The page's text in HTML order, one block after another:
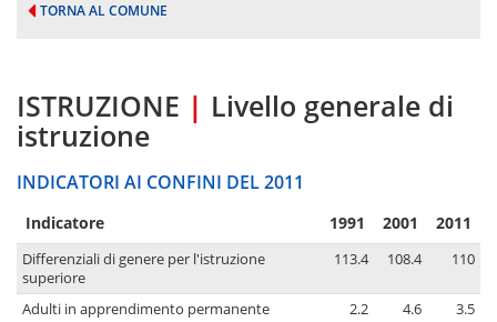
TORNA AL COMUNE
ISTRUZIONE | Livello generale di
istruzione
INDICATORI AI CONFINI DEL 2011
Indicatore 1991 2001 2011
Differenziali di genere per l'istruzione
superiore
113.4 108.4 110
Adulti in apprendimento permanente 2.2 4.6
3.5